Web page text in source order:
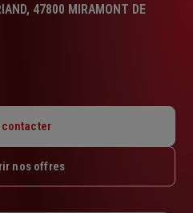
47800 MIRAMONT DE
contacter
nos offres